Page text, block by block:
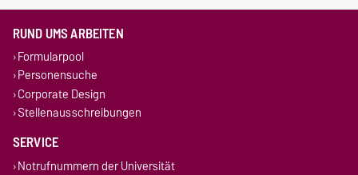
RUND UMS ARBEITEN
Formularpool
Personensuche
Corporate Design
Stellenausschreibungen
SERVICE
Notrufnummern der Universität